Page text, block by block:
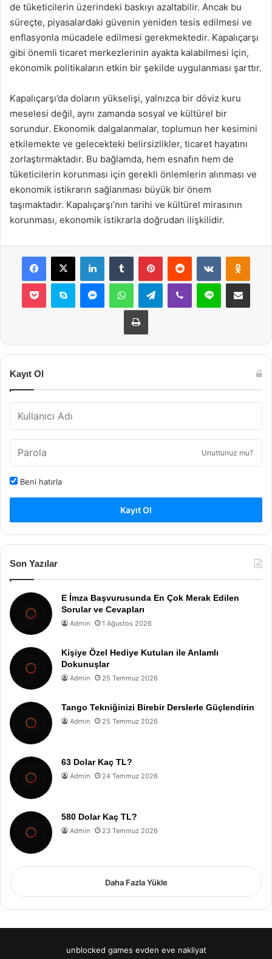
de tüketicilerin üzerindeki baskıyı azaltabilir. Ancak bu
süreçte, piyasalardaki güvenin yeniden tesis edilmesi ve
enflasyonla mücadele edilmesi gerekmektedir. Kapalıçarşı
gibi önemli ticaret merkezlerinin ayakta kalabilmesi için,
ekonomik politikaların etkin bir şekilde uygulanması şarttır.
Kapalıçarşı’da doların yükselişi, yalnızca bir döviz kuru
meselesi değil, aynı zamanda sosyal ve kültürel bir
sorundur. Ekonomik dalgalanmalar, toplumun her kesimini
etkilemekte ve gelecekteki belirsizlikler, ticaret hayatını
zorlaştırmaktadır. Bu bağlamda, hem esnafın hem de
tüketicilerin korunması için gerekli önlemlerin alınması ve
ekonomik istikrarın sağlanması büyük bir önem
taşımaktadır. Kapalıçarşı’nın tarihi ve kültürel mirasının
korunması, ekonomik istikrarla doğrudan ilişkilidir.
Facebook
X LinkedInTumblr PinterestReddit VKontakte
Pocket Skype MessengerWhatsAppTelegramViber Line E-Posta ile
Yazdır
Kayıt Ol
Unuttunuz mu?
Beni hatırla
Kayıt Ol
Son Yazılar
E İmza Başvurusunda En Çok Merak Edilen
Sorular ve Cevapları
Admin 1 Ağustos 2026
Kişiye Özel Hediye Kutuları ile Anlamlı
Dokunuşlar
Admin 25 Temmuz 2026
Tango Tekniğinizi Birebir Derslerle Güçlendirin
Admin 25 Temmuz 2026
63 Dolar Kaç TL?
Admin 24 Temmuz 2026
580 Dolar Kaç TL?
Admin 23 Temmuz 2026
Daha Fazla Yükle
unblocked games evden eve nakliyat